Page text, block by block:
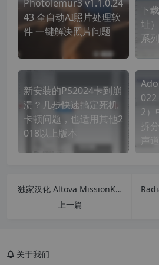
Photolemur3 v1.1.0.24
43 全自动AI照片处理软
件 一键解决照片问题
下
址
系
新安装的PS2024卡到崩
溃？几步快速搞定死机
卡顿问题，也适用其他2
018以上版本
2）
拆
声
独家汉化 Altova MissionKit 2025 R2 企业版 XML、JSON、SQL和UML等 开发编辑汉化管理工具
上一篇
关于我们